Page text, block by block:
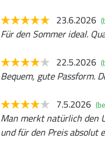
23.6.2026
Für den Sommer ideal.
22.5.2026
Bequem, gute Passform.
7.5.2026
Man merkt natürlich den
und für den Preis absolut